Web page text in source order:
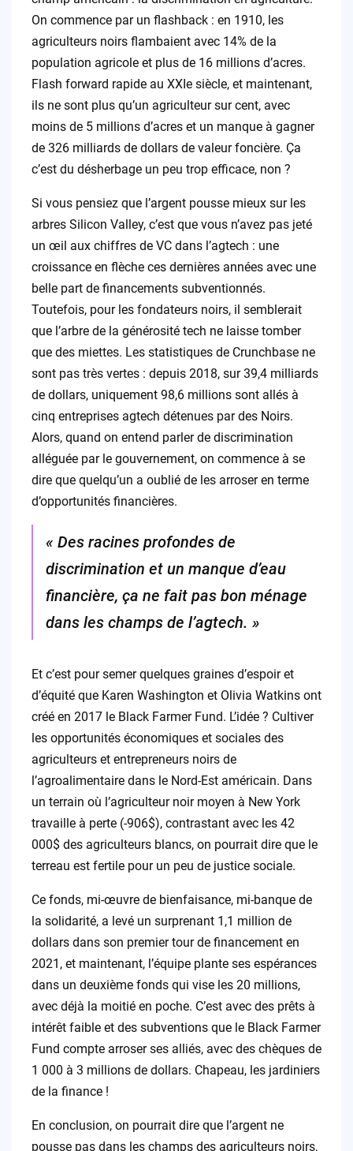
On commence par un flashback : en 1910, les
agriculteurs noirs flambaient avec 14% de la
population agricole et plus de 16 millions d’acres.
Flash forward rapide au XXIe siècle, et maintenant,
ils ne sont plus qu’un agriculteur sur cent, avec
moins de 5 millions d’acres et un manque à gagner
de 326 milliards de dollars de valeur foncière. Ça
c’est du désherbage un peu trop efficace, non ?
Si vous pensiez que l’argent pousse mieux sur les
arbres Silicon Valley, c’est que vous n’avez pas jeté
un œil aux chiffres de VC dans l’agtech : une
croissance en flèche ces dernières années avec une
belle part de financements subventionnés.
Toutefois, pour les fondateurs noirs, il semblerait
que l’arbre de la générosité tech ne laisse tomber
que des miettes. Les statistiques de Crunchbase ne
sont pas très vertes : depuis 2018, sur 39,4 milliards
de dollars, uniquement 98,6 millions sont allés à
cinq entreprises agtech détenues par des Noirs.
Alors, quand on entend parler de discrimination
alléguée par le gouvernement, on commence à se
dire que quelqu’un a oublié de les arroser en terme
d’opportunités financières.
« Des racines profondes de
discrimination et un manque d’eau
financière, ça ne fait pas bon ménage
dans les champs de l’agtech. »
Et c’est pour semer quelques graines d’espoir et
d’équité que Karen Washington et Olivia Watkins ont
créé en 2017 le Black Farmer Fund. L’idée ? Cultiver
les opportunités économiques et sociales des
agriculteurs et entrepreneurs noirs de
l’agroalimentaire dans le Nord-Est américain. Dans
un terrain où l’agriculteur noir moyen à New York
travaille à perte (-906$), contrastant avec les 42
000$ des agriculteurs blancs, on pourrait dire que le
terreau est fertile pour un peu de justice sociale.
Ce fonds, mi-œuvre de bienfaisance, mi-banque de
la solidarité, a levé un surprenant 1,1 million de
dollars dans son premier tour de financement en
2021, et maintenant, l’équipe plante ses espérances
dans un deuxième fonds qui vise les 20 millions,
avec déjà la moitié en poche. C’est avec des prêts à
intérêt faible et des subventions que le Black Farmer
Fund compte arroser ses alliés, avec des chèques de
1 000 à 3 millions de dollars. Chapeau, les jardiniers
de la finance !
En conclusion, on pourrait dire que l’argent ne
pousse pas dans les champs des agriculteurs noirs,